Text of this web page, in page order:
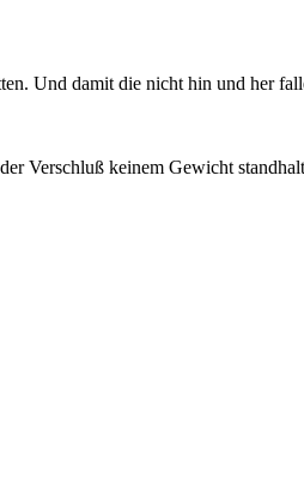
Und damit die nicht hin und her
Verschluß keinem Gewicht